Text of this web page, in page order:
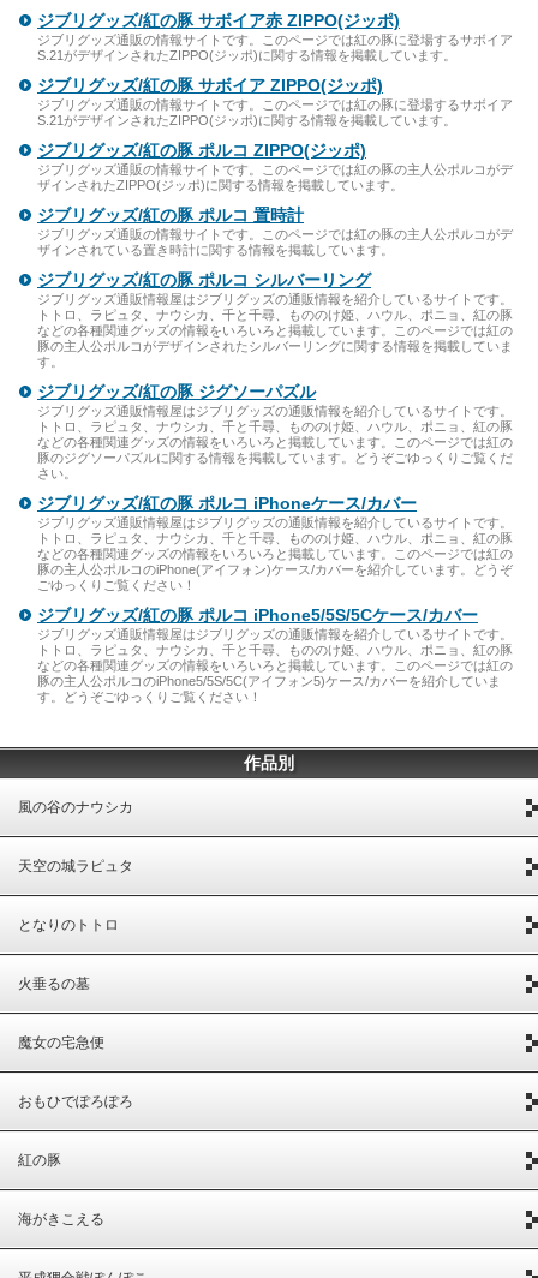
ジブリグッズ/紅の豚 サボイア赤 ZIPPO(ジッポ)
ジブリグッズ通販の情報サイトです。このページでは紅の豚に登場するサボイア
S.21がデザインされたZIPPO(ジッポ)に関する情報を掲載しています。
ジブリグッズ/紅の豚 サボイア ZIPPO(ジッポ)
ジブリグッズ通販の情報サイトです。このページでは紅の豚に登場するサボイア
S.21がデザインされたZIPPO(ジッポ)に関する情報を掲載しています。
ジブリグッズ/紅の豚 ポルコ ZIPPO(ジッポ)
ジブリグッズ通販の情報サイトです。このページでは紅の豚の主人公ポルコがデ
ザインされたZIPPO(ジッポ)に関する情報を掲載しています。
ジブリグッズ/紅の豚 ポルコ 置時計
ジブリグッズ通販の情報サイトです。このページでは紅の豚の主人公ポルコがデ
ザインされている置き時計に関する情報を掲載しています。
ジブリグッズ/紅の豚 ポルコ シルバーリング
ジブリグッズ通販情報屋はジブリグッズの通販情報を紹介しているサイトです。
トトロ、ラピュタ、ナウシカ、千と千尋、もののけ姫、ハウル、ポニョ、紅の豚
などの各種関連グッズの情報をいろいろと掲載しています。このページでは紅の
豚の主人公ポルコがデザインされたシルバーリングに関する情報を掲載していま
す。
ジブリグッズ/紅の豚 ジグソーパズル
ジブリグッズ通販情報屋はジブリグッズの通販情報を紹介しているサイトです。
トトロ、ラピュタ、ナウシカ、千と千尋、もののけ姫、ハウル、ポニョ、紅の豚
などの各種関連グッズの情報をいろいろと掲載しています。このページでは紅の
豚のジグソーパズルに関する情報を掲載しています。どうぞごゆっくりご覧くだ
さい。
ジブリグッズ/紅の豚 ポルコ iPhoneケース/カバー
ジブリグッズ通販情報屋はジブリグッズの通販情報を紹介しているサイトです。
トトロ、ラピュタ、ナウシカ、千と千尋、もののけ姫、ハウル、ポニョ、紅の豚
などの各種関連グッズの情報をいろいろと掲載しています。このページでは紅の
豚の主人公ポルコのiPhone(アイフォン)ケース/カバーを紹介しています。どうぞ
ごゆっくりご覧ください！
ジブリグッズ/紅の豚 ポルコ iPhone5/5S/5Cケース/カバー
ジブリグッズ通販情報屋はジブリグッズの通販情報を紹介しているサイトです。
トトロ、ラピュタ、ナウシカ、千と千尋、もののけ姫、ハウル、ポニョ、紅の豚
などの各種関連グッズの情報をいろいろと掲載しています。このページでは紅の
豚の主人公ポルコのiPhone5/5S/5C(アイフォン5)ケース/カバーを紹介していま
す。どうぞごゆっくりご覧ください！
作品別
風の谷のナウシカ
天空の城ラピュタ
となりのトトロ
火垂るの墓
魔女の宅急便
おもひでぽろぽろ
紅の豚
海がきこえる